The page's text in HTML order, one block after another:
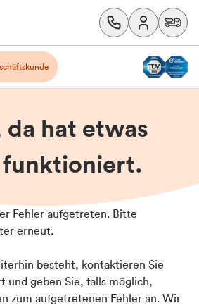
da hat etwas
Fehler aufgetreten. Bitte
erneut.
besteht, kontaktieren Sie
und geben Sie, falls möglich,
zum aufgetretenen Fehler an. Wir